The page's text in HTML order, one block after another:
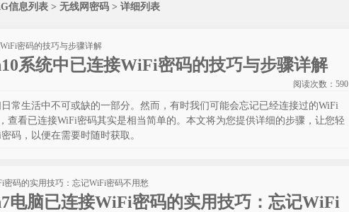
信息列表 > 无线网密码 > 详细列表
系统中已连接WiFi密码的技巧与步骤详解
阅读次数： 590
常生活中不可或缺的一部分。然而，有时我们可能会忘记已经连接过的WiFi
查看已连接WiFi密码其实是相当简单的。本文将为您提供详细的步骤，让您轻
码，以便在需要时随时获取。
电脑已连接WiFi密码的实用技巧：忘记WiFi